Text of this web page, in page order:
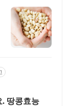
. 땅콩효능